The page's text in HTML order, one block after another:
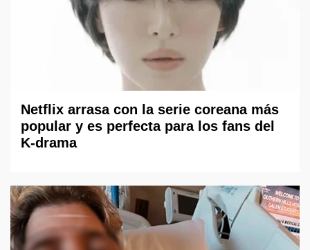
Netflix arrasa con la serie coreana más
popular y es perfecta para los fans del
K-drama